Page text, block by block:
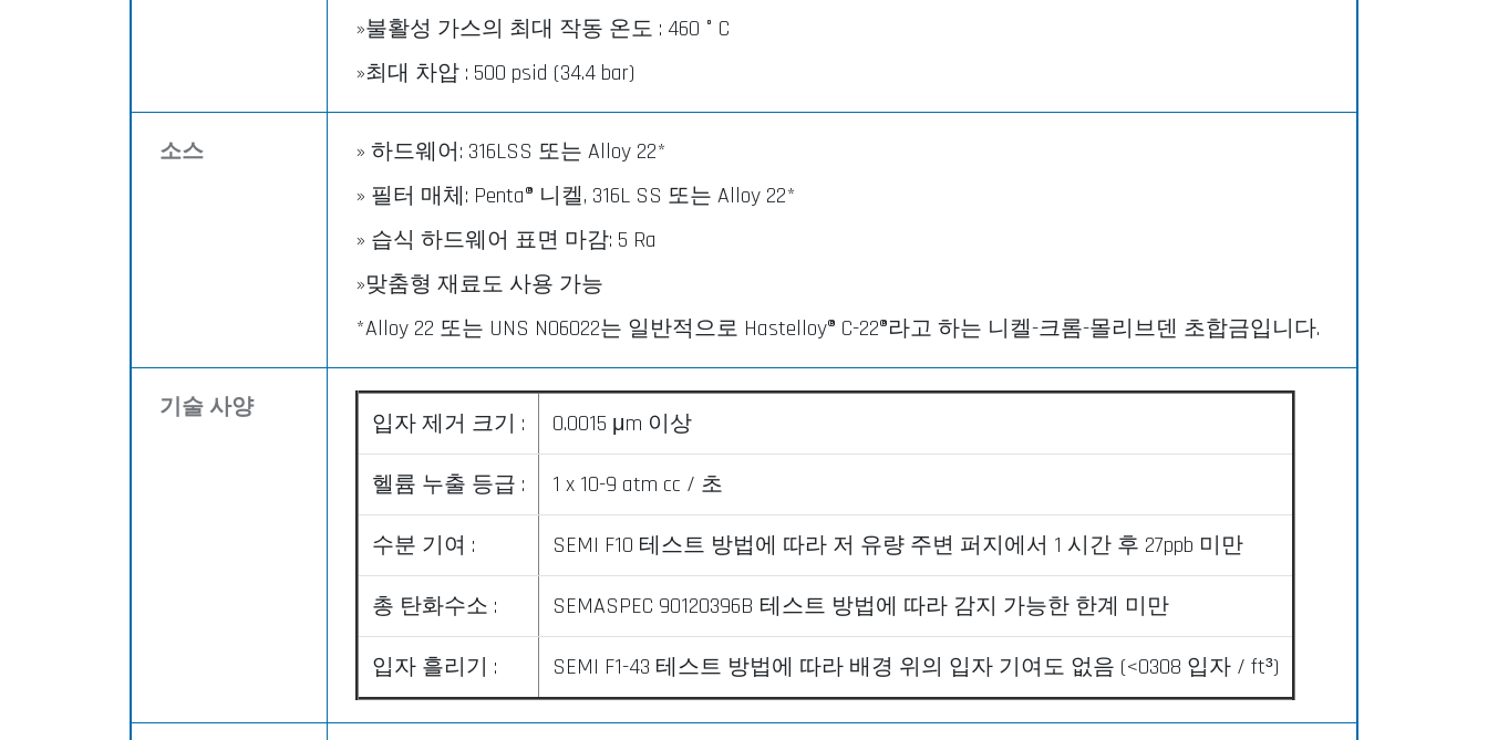
»불활성 가스의 최대 작동 온도 : 460 ° C
»최대 차압 : 500 psid (34.4 bar)
소스
» 하드웨어: 316LSS 또는 Alloy 22*
» 필터 매체: Penta® 니켈, 316L SS 또는 Alloy 22*
» 습식 하드웨어 표면 마감: 5 Ra
»맞춤형 재료도 사용 가능
*Alloy 22 또는 UNS N06022는 일반적으로 Hastelloy® C-22®라고 하는 니켈-크롬-몰리브덴 초합금입니다.
기술 사양
입자 제거 크기 : 0.0015 μm 이상
헬륨 누출 등급 : 1 x 10-9 atm cc / 초
수분 기여 : SEMI F10 테스트 방법에 따라 저 유량 주변 퍼지에서 1 시간 후 27ppb 미만
총 탄화수소 : SEMASPEC 90120396B 테스트 방법에 따라 감지 가능한 한계 미만
입자 흘리기 : SEMI F1-43 테스트 방법에 따라 배경 위의 입자 기여도 없음 (<0308 입자 / ft³)